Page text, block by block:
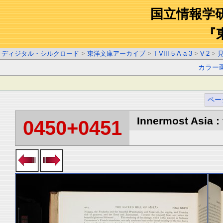
国立情報学
『
ディジタル・シルクロード > 東洋文庫アーカイブ > T-VIII-5-A-a-3 > V-2 >
カラー
ペー
0450+0451 Innermost Asia :